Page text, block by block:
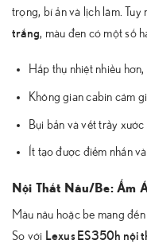
trọng, bí ẩn và lịch lãm. Tuy
trắng, màu đen có một số
Hấp thụ nhiệt nhiều
Không gian cabin cảm
Bụi bẩn và vết trầy
Ít tạo được điểm nhấn
Nội Thất Nâu/Be: Ấm
Màu nâu hoặc be mang
So với Lexus ES350h nội